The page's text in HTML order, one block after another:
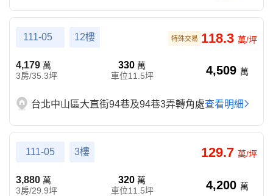
111-05 12樓 118.3 萬/坪
特殊交易
4,179 萬
3房/35.3坪
330萬
車位11.5坪
4,509 萬
台北中山區大直街94巷及94巷3弄轉角處查看明細
111-05 3樓 129.7 萬/坪
3,880 萬
3房/29.9坪
320萬
車位11.5坪
4,200 萬